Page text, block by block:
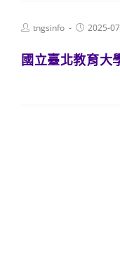
Posttngsinfo
Post2025-
國立臺北教育大